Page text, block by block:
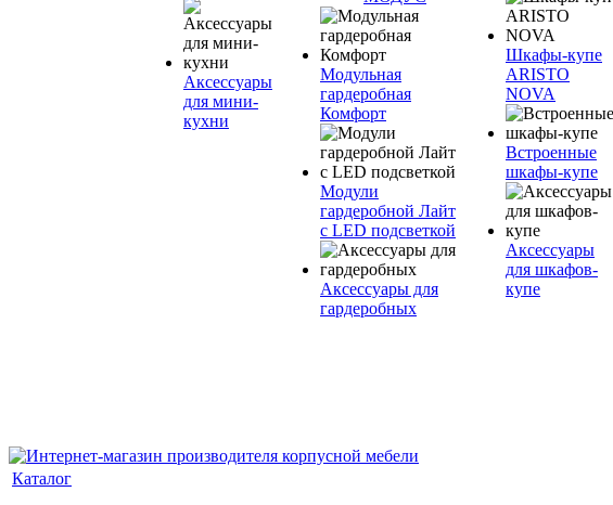
Аксессуары
для мини-
кухни
Модульная
гардеробная
Комфорт
Модули
гардеробной Лайт
с LED подсветкой
Аксессуары для
гардеробных
Шкафы-купе
ARISTO
NOVA
Встроенные
шкафы-купе
Аксессуары
для шкафов-
купе
Каталог